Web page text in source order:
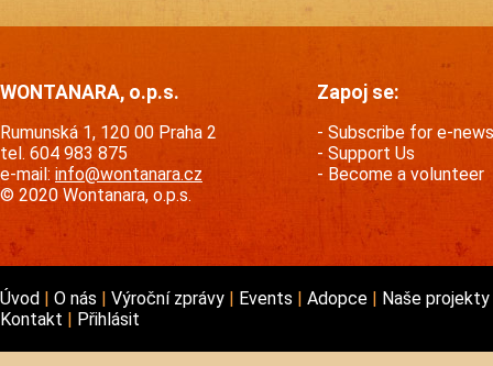
WONTANARA, o.p.s.
Rumunská 1, 120 00 Praha 2
tel. 604 983 875
e-mail: info@wontanara.cz
© 2020 Wontanara, o.p.s.
Zapoj se:
Subscribe for e-news
Support Us
Become a volunteer
Úvod O nás Výroční zprávy Events Adopce
Naše projekty
Kontakt
Přihlásit